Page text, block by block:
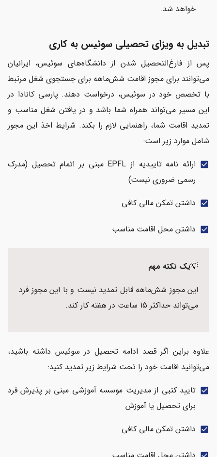
خواهد شد.
تبدیل به ویزای تحصیلی سوئیس به کاری
پس از فارغ‌التحصیل شدن از دانشگاه‌های سوئیس، ایرانیان
‌می‌توانند برای مجوز اقامت شش‌ماهه برای جستجوی شغل مرتبط
با تخصص خود در سوئیس، درخواست دهند. پارسی کانادا در
این مسیر می‌تواند همراه شما باشد و در یافتن شغل مناسب و
تمدید اقامت شما، راهنمایی لازم را بکند. شرایط اخذ این مجوز
شامل موارد زیر است:
check_box
ارائه نامه تاییدیه از EPFL مبنی بر اتمام تحصیل (مدرک
رسمی ضروری نیست)
check_box داشتن تمکن مالی کافی
check_box داشتن محل اقامت مناسب
💡یک نکته مهم
این مجوز شش‌ماهه قابل تمدید نیست و با این مجوز فرد
می‌تواند حداکثر 15 ساعت در هفته کار کند.
علاوه براین اگر قصد ادامه تحصیل در سوئیس داشته باشید،
می‌توانید اقامت خود را تحت شرایط زیر تمدید کنید:
check_box تایید کتبی از مدیریت موسسه آموزشی مبنی بر پذیرش فرد
برای تحصیل یا آموزش
check_box داشتن تمکن مالی کافی